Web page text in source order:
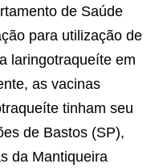
de Saúde
para utilização de
laringotraqueíte em
as vacinas
tinham seu
de Bastos (SP),
da Mantiqueira